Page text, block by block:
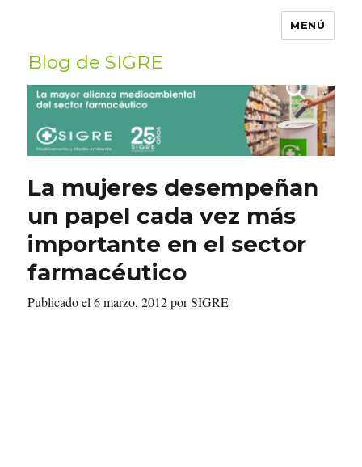
MENÚ
Blog de SIGRE
Buscar
por:
La mujeres desempeñan
un papel cada vez más
importante en el sector
farmacéutico
Publicado el 6 marzo, 2012 por SIGRE